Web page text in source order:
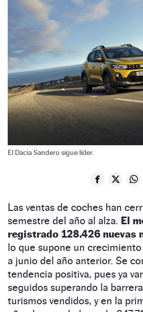
El Dacia Sandero sigue líder.
Las ventas de coches han
semestre del año al alza. El
registrado 128.426 nuevas
lo que supone un
a junio del año anterior. Se
tendencia positiva, pues ya
seguidos superando la
turismos vendidos, y en la